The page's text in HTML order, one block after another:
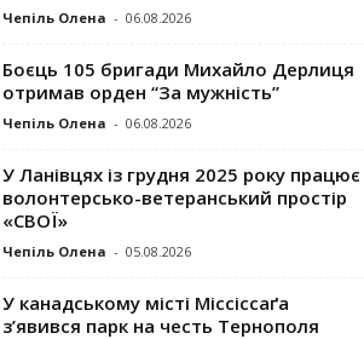
Чепіль Олена - 06.08.2026
Боєць 105 бригади Михайло Дерлиця
отримав орден “За мужність”
Чепіль Олена - 06.08.2026
У Ланівцях із грудня 2025 року працює
волонтерсько-ветеранський простір
«СВОЇ»
Чепіль Олена - 05.08.2026
У канадському місті Міссіссаґа
з’явився парк на честь Тернополя